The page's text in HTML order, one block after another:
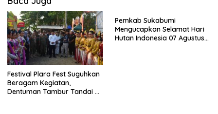
Festival Plara Fest Suguhkan
Beragam Kegiatan,
Dentuman Tambur Tandai di
Pemkab Sukabumi
Mengucapkan Selamat Hari
Hutan Indonesia 07 Agustus